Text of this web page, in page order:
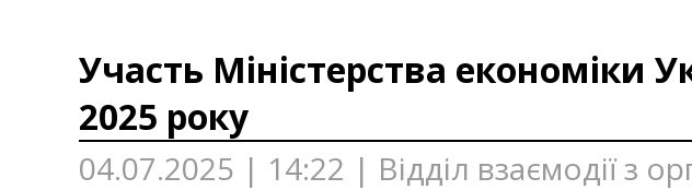
Участь Міністерства економіки
2025 року
04.07.2025 | 14:22 | Відділ взаємодії з